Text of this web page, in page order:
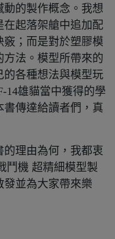
的製作概念。我想
起落架艙中追加配
；而是對於塑膠模
法。模型所帶來的
的各種想法與模型玩
14雄貓當中獲得的學
傳達給讀者們，真
理由為何，我都衷
鬥機 超精細模型製
發並為大家帶來樂